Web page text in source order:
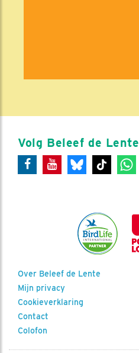
Volg Beleef de Lente
Over Beleef de Lente
Mijn privacy
Cookieverklaring
Contact
Colofon